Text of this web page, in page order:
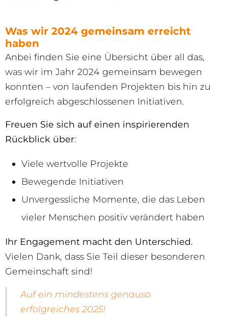
Was wir 2024 gemeinsam erreicht
haben
Anbei finden Sie eine Übersicht über all das,
was wir im Jahr 2024 gemeinsam bewegen
konnten – von laufenden Projekten bis hin zu
erfolgreich abgeschlossenen Initiativen.
Freuen Sie sich auf einen inspirierenden
Rückblick über:
Viele wertvolle Projekte
Bewegende Initiativen
Unvergessliche Momente, die das Leben
vieler Menschen positiv verändert haben
Ihr Engagement macht den Unterschied.
Vielen Dank, dass Sie Teil dieser besonderen
Gemeinschaft sind!
Auf ein mindestens genauso
erfolgreiches 2025!